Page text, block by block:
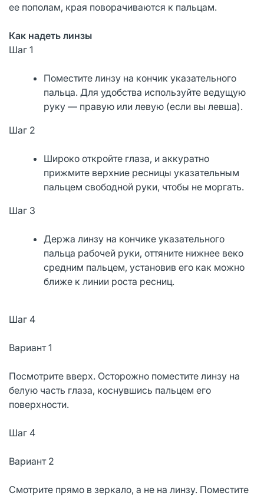
ее пополам, края поворачиваются к пальцам.
Как надеть линзы
Шаг 1
Поместите линзу на кончик указательного
пальца. Для удобства используйте ведущую
руку — правую или левую (если вы левша).
Шаг 2
Широко откройте глаза, и аккуратно
прижмите верхние ресницы указательным
пальцем свободной руки, чтобы не моргать.
Шаг 3
Держа линзу на кончике указательного
пальца рабочей руки, оттяните нижнее веко
средним пальцем, установив его как можно
ближе к линии роста ресниц.
Шаг 4
Вариант 1
Посмотрите вверх. Осторожно поместите линзу на
белую часть глаза, коснувшись пальцем его
поверхности.
Шаг 4
Вариант 2
Смотрите прямо в зеркало, а не на линзу. Поместите